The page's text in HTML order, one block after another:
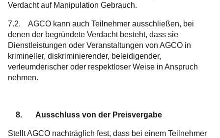
Verdacht auf Manipulation Gebrauch.
7.2. AGCO kann auch Teilnehmer ausschließen, bei
denen der begründete Verdacht besteht, dass sie
Dienstleistungen oder Veranstaltungen von AGCO in
krimineller, diskriminierender, beleidigender,
verleumderischer oder respektloser Weise in Anspruch
nehmen.
8. Ausschluss von der Preisvergabe
Stellt AGCO nachträglich fest, dass bei einem Teilnehmer